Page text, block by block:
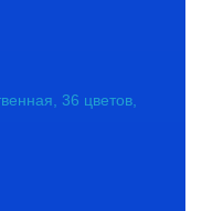
36 цветов,